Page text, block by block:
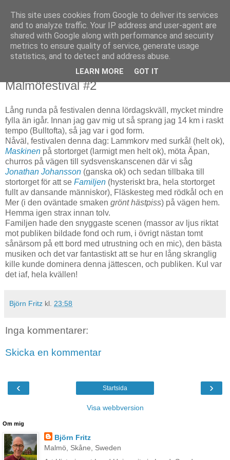
Björn Fritz
vad än som faller mig in
lördag, augusti 21, 2010
Malmöfestival #2
Lång runda på festivalen denna lördagskväll, mycket mindre
fylla än igår. Innan jag gav mig ut så sprang jag 14 km i raskt
tempo (Bulltofta), så jag var i god form.
Nåväl, festivalen denna dag: Lammkorv med surkål (helt ok),
Maskinen på stortorget (larmigt men helt ok), möta Äpan,
churros på vägen till sydsvenskanscenen där vi såg
Jonathan Johansson (ganska ok) och sedan tillbaka till
stortorget för att se Familjen (hysteriskt bra, hela stortorget
fullt av dansande människor), Fläskesteg med rödkål och en
Mer (i den oväntade smaken grönt hästpiss) på vägen hem.
Hemma igen strax innan tolv.
Familjen hade den snyggaste scenen (massor av ljus riktat
mot publiken bildade fond och rum, i övrigt nästan tomt
sånärsom på ett bord med utrustning och en mic), den bästa
musiken och det var fantastiskt att se hur en lång skranglig
kille kunde dominera denna jättescen, och publiken. Kul var
det iaf, hela kvällen!
Björn Fritz kl. 23:58
Inga kommentarer:
Skicka en kommentar
‹ ›
Startsida
Visa webbversion
Om mig
Björn Fritz
Malmö, Skåne, Sweden
This site uses cookies from Google to deliver its services
and to analyze traffic. Your IP address and user-agent are
shared with Google along with performance and security
metrics to ensure quality of service, generate usage
statistics, and to detect and address abuse.
LEARN MORE GOT IT